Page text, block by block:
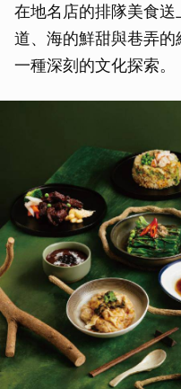
在地名店的排隊美食
道、海的鮮甜與巷弄
一種深刻的文化探索。